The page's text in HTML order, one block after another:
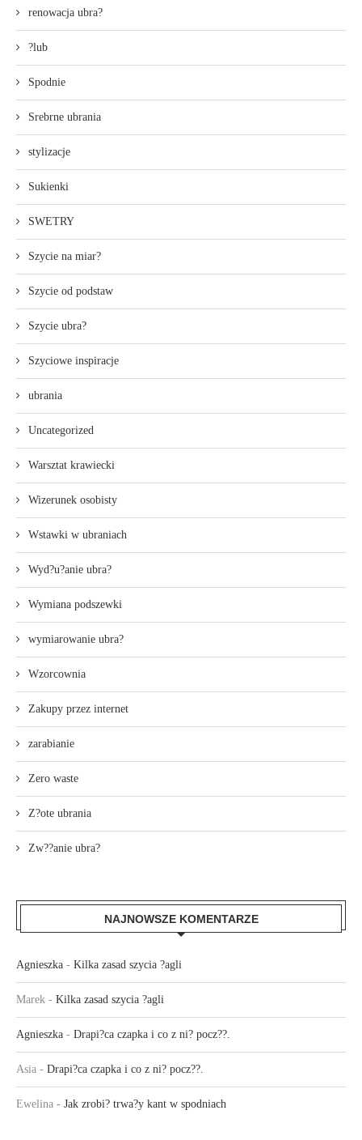
renowacja ubra?
?lub
Spodnie
Srebrne ubrania
stylizacje
Sukienki
SWETRY
Szycie na miar?
Szycie od podstaw
Szycie ubra?
Szyciowe inspiracje
ubrania
Uncategorized
Warsztat krawiecki
Wizerunek osobisty
Wstawki w ubraniach
Wyd?u?anie ubra?
Wymiana podszewki
wymiarowanie ubra?
Wzorcownia
Zakupy przez internet
zarabianie
Zero waste
Z?ote ubrania
Zw??anie ubra?
NAJNOWSZE KOMENTARZE
Agnieszka - Kilka zasad szycia ?agli
Marek - Kilka zasad szycia ?agli
Agnieszka - Drapi?ca czapka i co z ni? pocz??.
Asia - Drapi?ca czapka i co z ni? pocz??.
Ewelina - Jak zrobi? trwa?y kant w spodniach